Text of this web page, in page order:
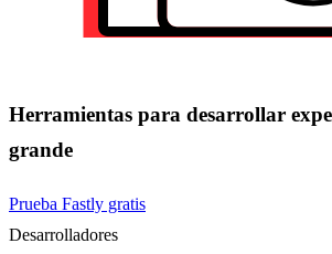
Herramientas para desarrollar
grande
Prueba Fastly gratis
Desarrolladores